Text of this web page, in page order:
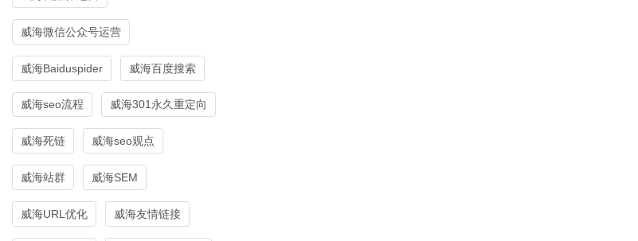
威海微信公众号运营
威海Baiduspider 威海百度搜索
威海seo流程 威海301永久重定向
威海死链 威海seo观点
威海站群 威海SEM
威海URL优化 威海友情链接